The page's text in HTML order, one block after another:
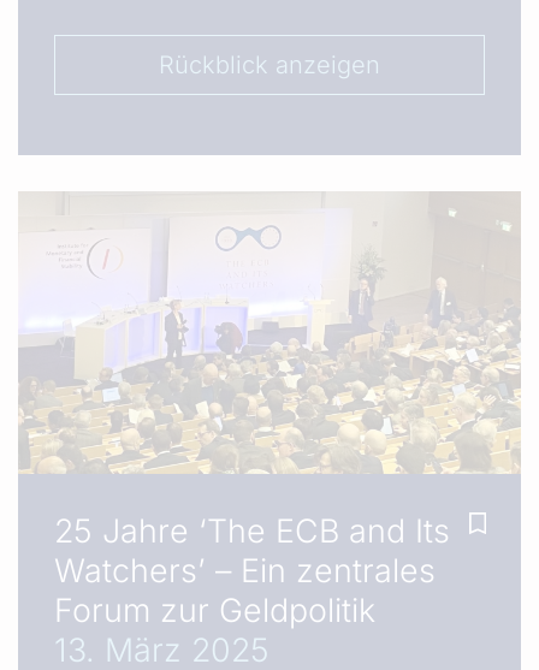
Rückblick anzeigen
25 Jahre ‘The ECB and Its
Watchers’ – Ein zentrales
Forum zur Geldpolitik
13. März 2025